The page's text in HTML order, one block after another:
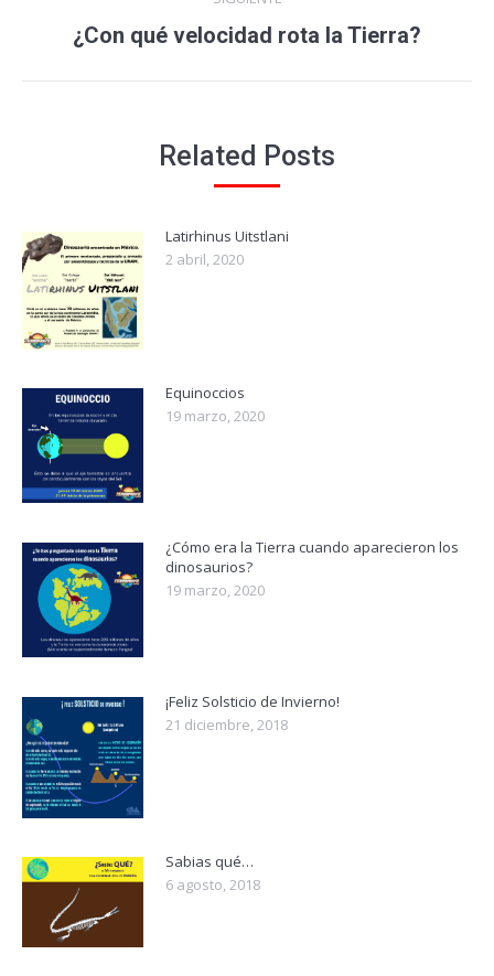
Publicación
siguiente:
¿Con qué velocidad rota la Tierra?
Related Posts
Latirhinus Uitstlani
2 abril, 2020
Equinoccios
19 marzo, 2020
¿Cómo era la Tierra cuando aparecieron los
dinosaurios?
19 marzo, 2020
¡Feliz Solsticio de Invierno!
21 diciembre, 2018
Sabias qué…
6 agosto, 2018